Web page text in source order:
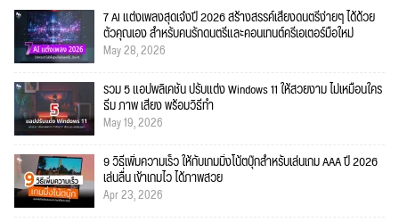
7 AI แต่งเพลงสุดเจ๋งปี 2026 สร้างสรรค์เสียงดนตรีง่ายๆ ได้ด้วย
ตัวคุณเอง สำหรับคนรักดนตรีและคอนเทนต์ครีเอเตอร์มือใหม่
May 28, 2026
รวม 5 แอปพลิเคชัน ปรับแต่ง Windows 11 ให้สวยงาม ไม่เหมือนใคร
ธีม ภาพ เสียง พร้อมวิธีทำ
May 19, 2026
9 วิธีเพิ่มความเร็ว ให้กับเกมมิ่งโน้ตบุ๊กสำหรับเล่นเกม AAA ปี 2026
เล่นลื่น เข้าเกมไว ได้ภาพสวย
Apr 23, 2026